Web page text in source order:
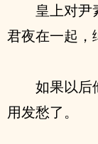
皇上对尹
君夜在一起，
如果以后
用发愁了。